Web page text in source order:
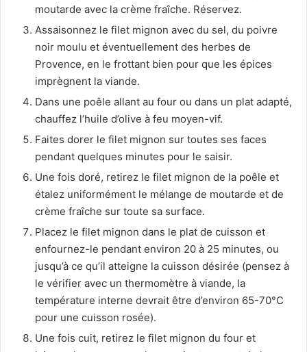
moutarde avec la crème fraîche. Réservez.
Assaisonnez le filet mignon avec du sel, du poivre
noir moulu et éventuellement des herbes de
Provence, en le frottant bien pour que les épices
imprègnent la viande.
Dans une poêle allant au four ou dans un plat adapté,
chauffez l’huile d’olive à feu moyen-vif.
Faites dorer le filet mignon sur toutes ses faces
pendant quelques minutes pour le saisir.
Une fois doré, retirez le filet mignon de la poêle et
étalez uniformément le mélange de moutarde et de
crème fraîche sur toute sa surface.
Placez le filet mignon dans le plat de cuisson et
enfournez-le pendant environ 20 à 25 minutes, ou
jusqu’à ce qu’il atteigne la cuisson désirée (pensez à
le vérifier avec un thermomètre à viande, la
température interne devrait être d’environ 65-70°C
pour une cuisson rosée).
Une fois cuit, retirez le filet mignon du four et